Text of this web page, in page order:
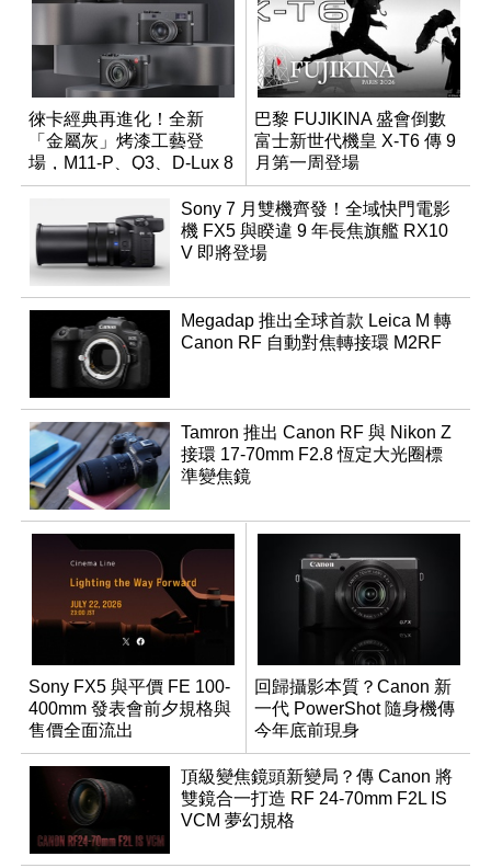
徠卡經典再進化！全新
「金屬灰」烤漆工藝登
場，M11-P、Q3、D-Lux 8
領銜換裝
巴黎 FUJIKINA 盛會倒數
富士新世代機皇 X-T6 傳 9
月第一周登場
Sony 7 月雙機齊發！全域快門電影
機 FX5 與睽違 9 年長焦旗艦 RX10
V 即將登場
Megadap 推出全球首款 Leica M 轉
Canon RF 自動對焦轉接環 M2RF
Tamron 推出 Canon RF 與 Nikon Z
接環 17-70mm F2.8 恆定大光圈標
準變焦鏡
Sony FX5 與平價 FE 100-
400mm 發表會前夕規格與
售價全面流出
回歸攝影本質？Canon 新
一代 PowerShot 隨身機傳
今年底前現身
頂級變焦鏡頭新變局？傳 Canon 將
雙鏡合一打造 RF 24-70mm F2L IS
VCM 夢幻規格